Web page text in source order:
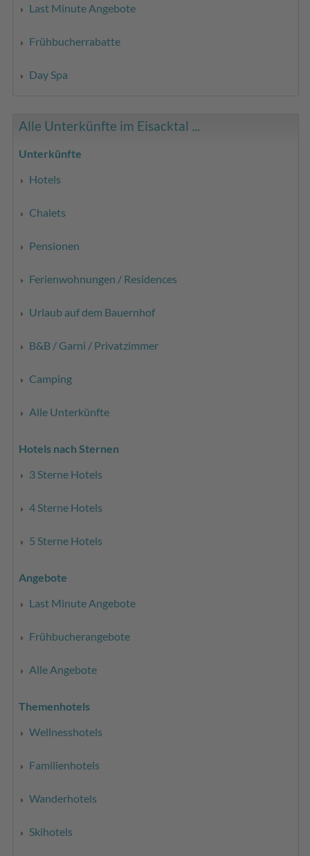
Last Minute Angebote
Frühbucherrabatte
Day Spa
Alle Unterkünfte im Eisacktal ...
Unterkünfte
Hotels
Chalets
Pensionen
Ferienwohnungen / Residences
Urlaub auf dem Bauernhof
B&B / Garni / Privatzimmer
Camping
Alle Unterkünfte
Hotels nach Sternen
3 Sterne Hotels
4 Sterne Hotels
5 Sterne Hotels
Angebote
Last Minute Angebote
Frühbucherangebote
Alle Angebote
Themenhotels
Wellnesshotels
Familienhotels
Wanderhotels
Skihotels